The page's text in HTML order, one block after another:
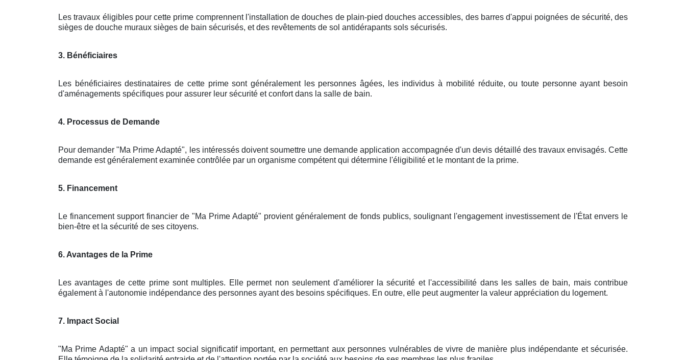
Les travaux éligibles pour cette prime comprennent l'installation de douches de plain-pied douches accessibles, des barres d'appui poignées de sécurité, des
sièges de douche muraux sièges de bain sécurisés, et des revêtements de sol antidérapants sols sécurisés.
3. Bénéficiaires
Les bénéficiaires destinataires de cette prime sont généralement les personnes âgées, les individus à mobilité réduite, ou toute personne ayant besoin
d'aménagements spécifiques pour assurer leur sécurité et confort dans la salle de bain.
4. Processus de Demande
Pour demander "Ma Prime Adapté", les intéressés doivent soumettre une demande application accompagnée d'un devis détaillé des travaux envisagés. Cette
demande est généralement examinée contrôlée par un organisme compétent qui détermine l'éligibilité et le montant de la prime.
5. Financement
Le financement support financier de "Ma Prime Adapté" provient généralement de fonds publics, soulignant l'engagement investissement de l'État envers le
bien-être et la sécurité de ses citoyens.
6. Avantages de la Prime
Les avantages de cette prime sont multiples. Elle permet non seulement d'améliorer la sécurité et l'accessibilité dans les salles de bain, mais contribue
également à l'autonomie indépendance des personnes ayant des besoins spécifiques. En outre, elle peut augmenter la valeur appréciation du logement.
7. Impact Social
"Ma Prime Adapté" a un impact social significatif important, en permettant aux personnes vulnérables de vivre de manière plus indépendante et sécurisée.